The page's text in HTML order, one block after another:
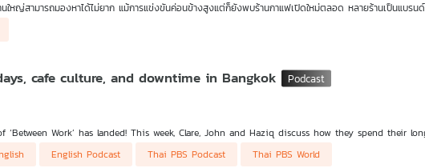
ใหญ่สามารถมองหาได้ไม่ยาก แม้การแข่งขันค่อนข้างสูงแต่ก็ยังพบร้านกาแฟเปิดใหม่ตลอด หลายร้านเป็นแบรน
รวมถึงไทยก็เป็นจุดหมายหนึ่งด้วย เพราะราคาไม่แพง มีกลยุทธ์เข้าถึงกลุ่มคนรุ่นใหม่ การเข้ามาของร้านกาแฟจีน
ย่างไร
ฐ์ ธนพลองพงศ์ จากช่อง Toon Bluetamp เล่าให้ฟังในรายการ เศรษฐกิจติดบ้าน ค่ะ
holidays, cafe culture, and downtime in Bangkok
‘Between Work’ has landed! This week, Clare, John and Haziq discuss how they spend their
English Podcast Thai PBS Podcast Thai PBS World